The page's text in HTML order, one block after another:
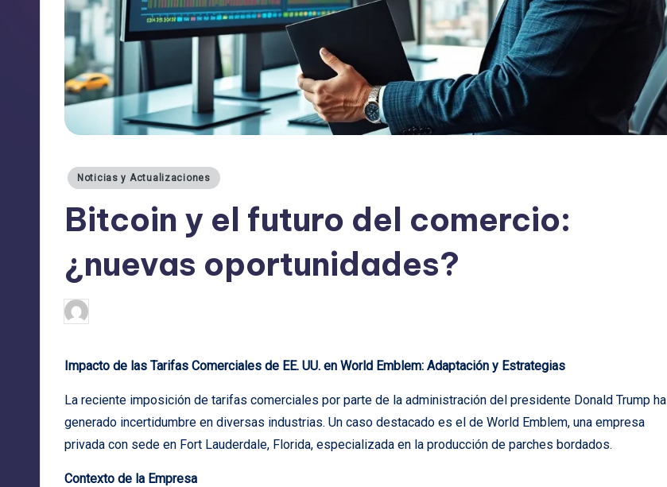
Publicado
Noticias y Actualizaciones
Bitcoin y el futuro del comercio:
¿nuevas oportunidades?
Publicado
por
Impacto de las Tarifas Comerciales de EE. UU. en World Emblem: Adaptación y Estrategias
La reciente imposición de tarifas comerciales por parte de la administración del presidente Donald Trump ha
generado incertidumbre en diversas industrias. Un caso destacado es el de World Emblem, una empresa
privada con sede en Fort Lauderdale, Florida, especializada en la producción de parches bordados.
Contexto de la Empresa